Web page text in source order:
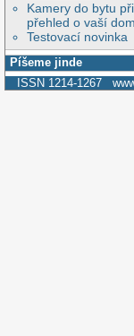
Kamery do bytu
přehled o vaší
Testovací novinka
Píšeme jinde
ISSN 1214-1267